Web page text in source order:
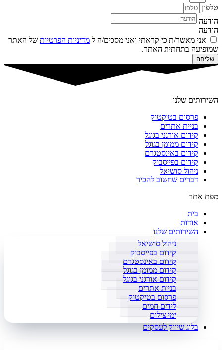
טלפון
הודעה
הודעה
אני מאשר/ת כי קראתי ואני מסכים/ה ל מדיניות הפרטיות של האתר
שמופיעה בתחתית האתר.
שליחה
השירותים שלנו
פרסום בטיקטוק
בניית אתרים
קידום אורגני בגוגל
קידום ממומן בגוגל
קידום באינסטגרם
קידום בפייסבוק
ניהול סושיאל
דברים שחשוב להכיר
מפת אתר
בית
אודות
השירותים שלנו
ניהול סושיאל
קידום בפייסבוק
קידום באינסטגרם
קידום ממומן בגוגל
קידום אורגני בגוגל
בניית אתרים
פרסום בטיקטוק
לידים חמים
ימי צילום
בלוג שיווק לעסקים